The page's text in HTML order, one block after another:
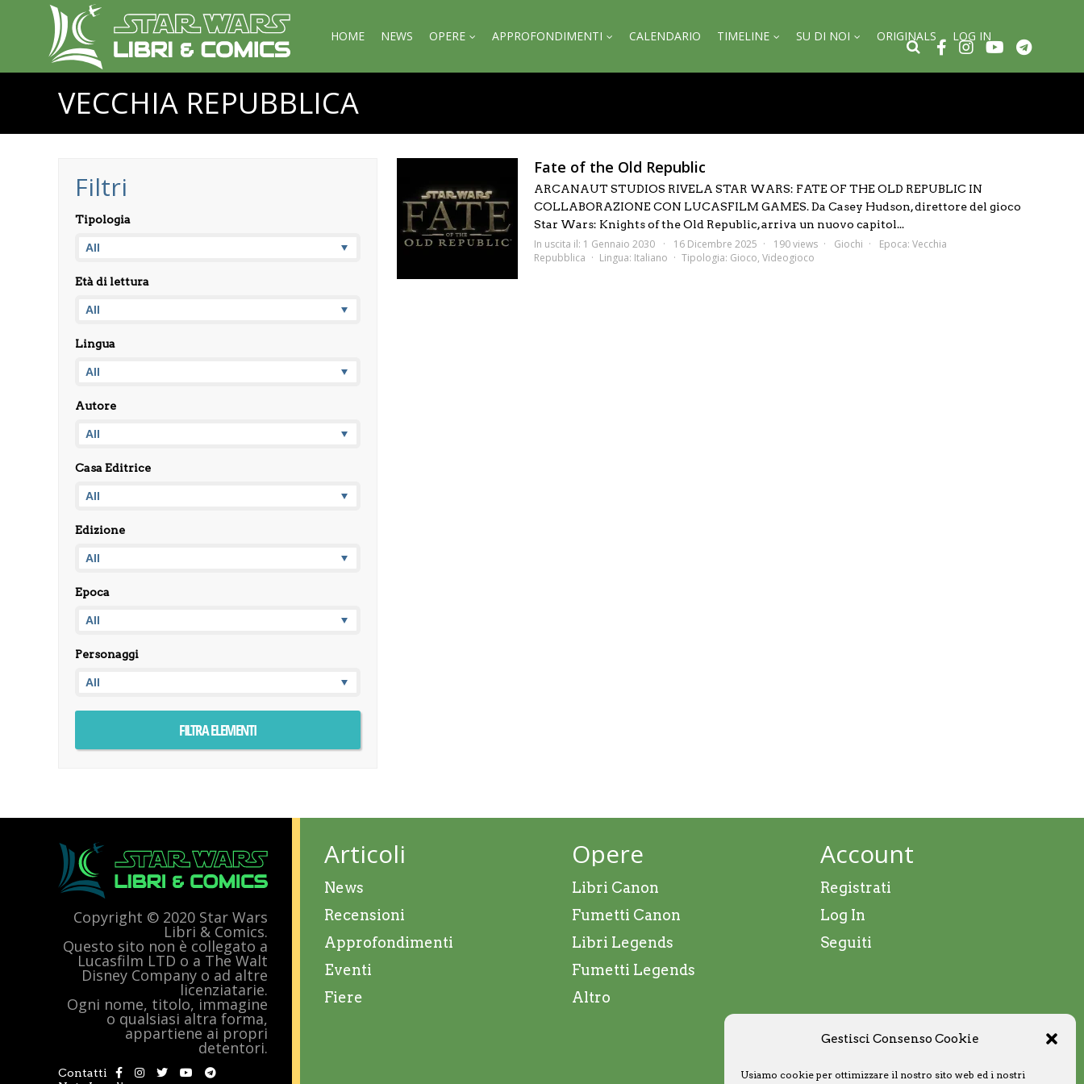
Gestisci Consenso Cookie
Usiamo cookie per ottimizzare il nostro sito web ed i nostri
HOME NEWS OPERE APPROFONDIMENTI CALENDARIO TIMELINE SU DI NOI ORIGINALS LOG IN
VECCHIA REPUBBLICA
Fate of the Old Republic
ARCANAUT STUDIOS RIVELA STAR WARS: FATE OF THE OLD REPUBLIC IN
COLLABORAZIONE CON LUCASFILM GAMES. Da Casey Hudson, direttore del gioco
Star Wars: Knights of the Old Republic, arriva un nuovo capitol...
In uscita il: 1 Gennaio 2030 16 Dicembre 2025 190 views Giochi Epoca: Vecchia
Repubblica
Lingua: Italiano Tipologia: Gioco, Videogioco
Filtri
Tipologia
Età di lettura
Lingua
Autore
Casa Editrice
Edizione
Epoca
Personaggi
Copyright © 2020 Star Wars
Libri & Comics.
Questo sito non è collegato a
Lucasfilm LTD o a The Walt
Disney Company o ad altre
licenziatarie.
Ogni nome, titolo, immagine
o qualsiasi altra forma,
appartiene ai propri
detentori.
Contatti
Articoli
News
Recensioni
Approfondimenti
Eventi
Fiere
Opere
Libri Canon
Fumetti Canon
Libri Legends
Fumetti Legends
Altro
Account
Registrati
Log In
Seguiti